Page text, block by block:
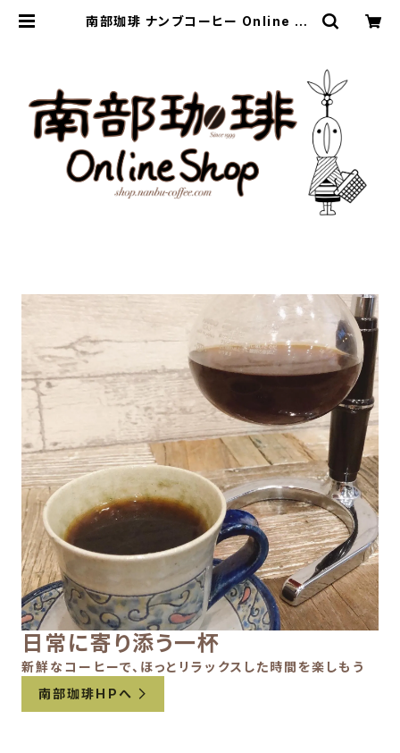
南部珈琲 ナンブコーヒー Online Sh
日常に寄り添う一杯
新鮮なコーヒーで、ほっとリラックスした時間を楽しもう
南部珈琲HPへ